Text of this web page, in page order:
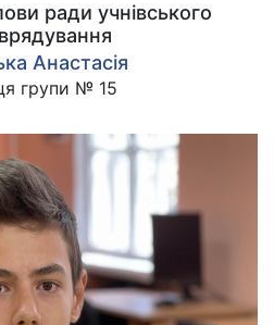
ради учнівського
Анастасія
групи № 15